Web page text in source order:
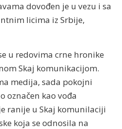
dovođen je u vezu i sa
licima iz Srbije,
u redovima crne hronike
Skaj komunikacijom.
medija, sada pokojni
označen kao vođa
ranije u Skaj komunilaciji
koja se odnosila na